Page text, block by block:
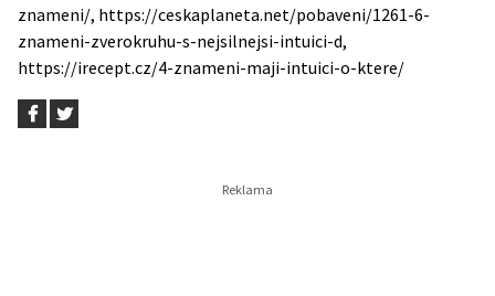
znameni/, https://ceskaplaneta.net/pobaveni/1261-6-
znameni-zverokruhu-s-nejsilnejsi-intuici-d,
https://irecept.cz/4-znameni-maji-intuici-o-ktere/